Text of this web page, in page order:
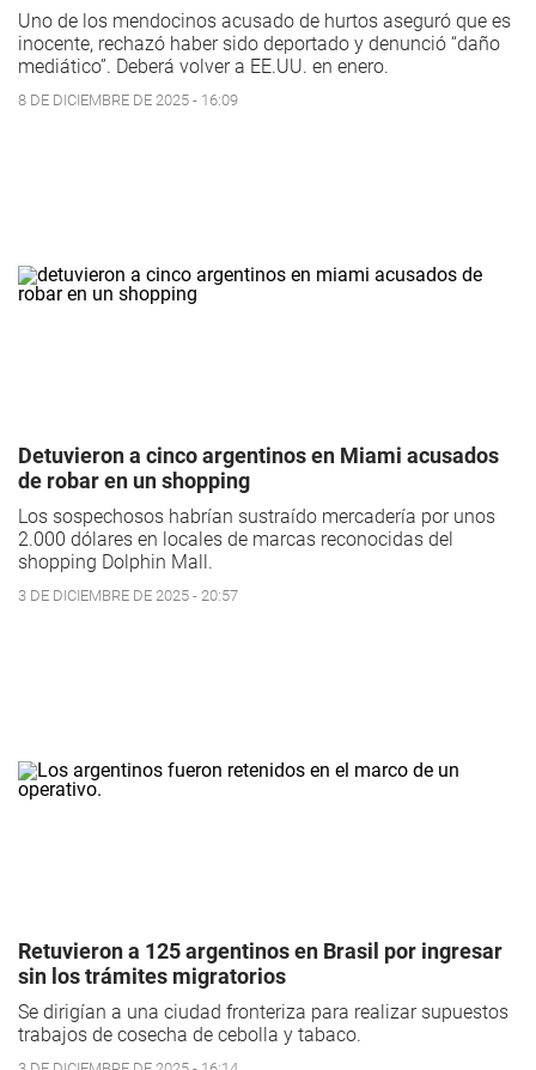
Uno de los mendocinos acusado de hurtos aseguró que es
inocente, rechazó haber sido deportado y denunció “daño
mediático”. Deberá volver a EE.UU. en enero.
8 DE DICIEMBRE DE 2025 - 16:09
Detuvieron a cinco argentinos en Miami acusados
de robar en un shopping
Los sospechosos habrían sustraído mercadería por unos
2.000 dólares en locales de marcas reconocidas del
shopping Dolphin Mall.
3 DE DICIEMBRE DE 2025 - 20:57
Retuvieron a 125 argentinos en Brasil por ingresar
sin los trámites migratorios
Se dirigían a una ciudad fronteriza para realizar supuestos
trabajos de cosecha de cebolla y tabaco.